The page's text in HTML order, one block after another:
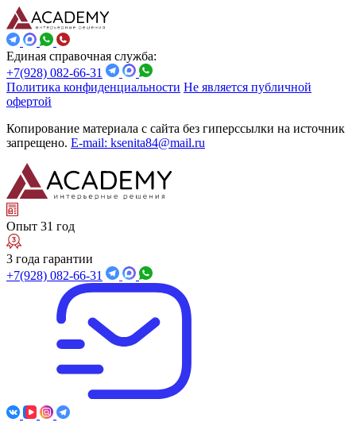
Единая справочная служба:
+7(928) 082-66-31
Политика конфиденциальности Не является публичной
офертой
Копирование материала с сайта без гиперссылки на источник
запрещено. E-mail: ksenita84@mail.ru
Опыт 31 год
3 года гарантии
+7(928) 082-66-31